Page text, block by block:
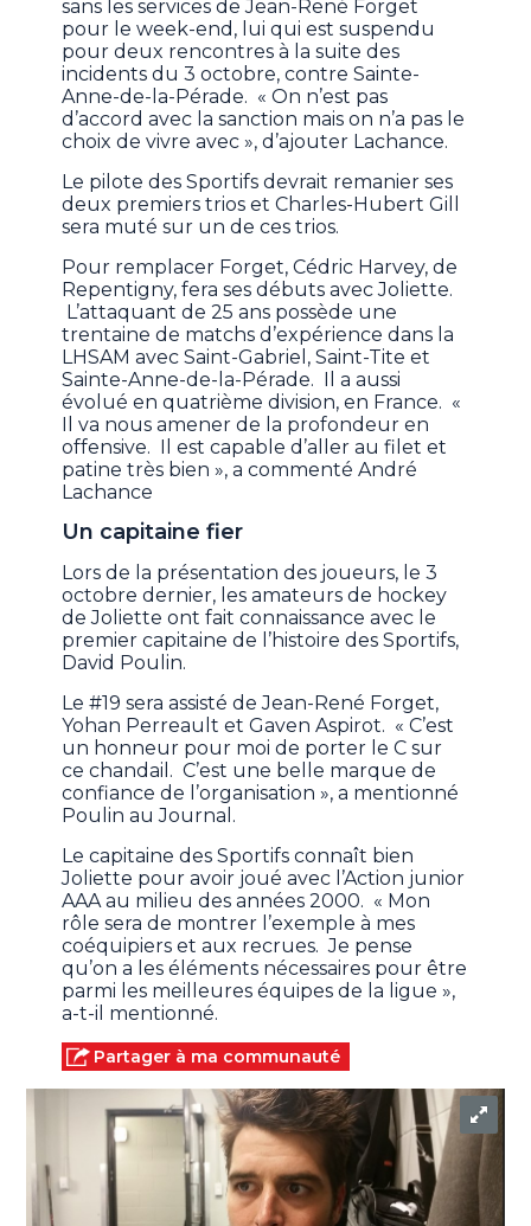
sans les services de Jean-René Forget
pour le week-end, lui qui est suspendu
pour deux rencontres à la suite des
incidents du 3 octobre, contre Sainte-
Anne-de-la-Pérade. « On n’est pas
d’accord avec la sanction mais on n’a pas le
choix de vivre avec », d’ajouter Lachance.
Le pilote des Sportifs devrait remanier ses
deux premiers trios et Charles-Hubert Gill
sera muté sur un de ces trios.
Pour remplacer Forget, Cédric Harvey, de
Repentigny, fera ses débuts avec Joliette.
L’attaquant de 25 ans possède une
trentaine de matchs d’expérience dans la
LHSAM avec Saint-Gabriel, Saint-Tite et
Sainte-Anne-de-la-Pérade. Il a aussi
évolué en quatrième division, en France. «
Il va nous amener de la profondeur en
offensive. Il est capable d’aller au filet et
patine très bien », a commenté André
Lachance
Un capitaine fier
Lors de la présentation des joueurs, le 3
octobre dernier, les amateurs de hockey
de Joliette ont fait connaissance avec le
premier capitaine de l’histoire des Sportifs,
David Poulin.
Le #19 sera assisté de Jean-René Forget,
Yohan Perreault et Gaven Aspirot. « C’est
un honneur pour moi de porter le C sur
ce chandail. C’est une belle marque de
confiance de l’organisation », a mentionné
Poulin au Journal.
Le capitaine des Sportifs connaît bien
Joliette pour avoir joué avec l’Action junior
AAA au milieu des années 2000. « Mon
rôle sera de montrer l’exemple à mes
coéquipiers et aux recrues. Je pense
qu’on a les éléments nécessaires pour être
parmi les meilleures équipes de la ligue »,
a-t-il mentionné.
Partager à ma communauté